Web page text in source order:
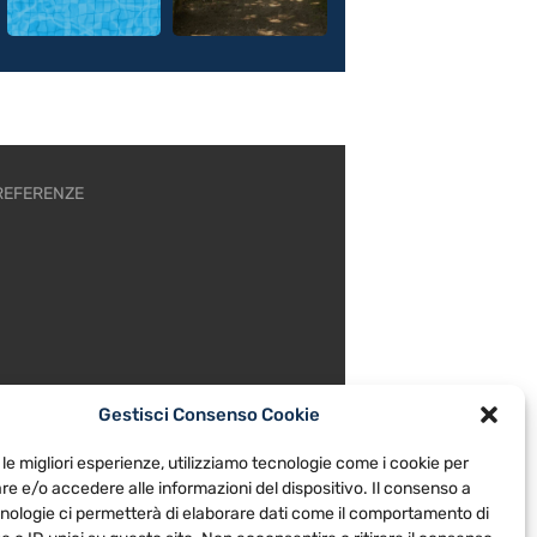
Gestisci Consenso Cookie
migliori esperienze, utilizziamo tecnologie come i cookie per
e/o accedere alle informazioni del dispositivo. Il consenso a
ci permetterà di elaborare dati come il comportamento di